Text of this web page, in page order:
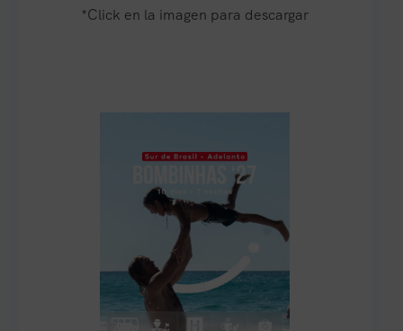
*Click en la imagen para descargar